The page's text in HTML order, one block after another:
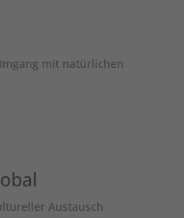
mit natürlichen
Austausch